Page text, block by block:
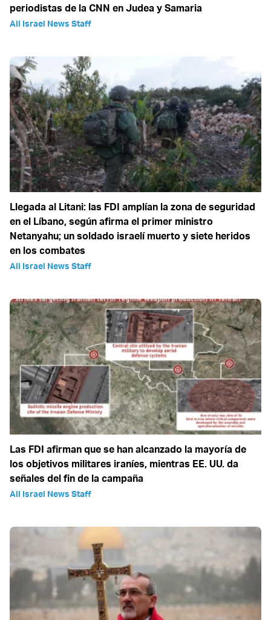
periodistas de la CNN en Judea y Samaria
All Israel News Staff
Llegada al Litani: las FDI amplían la zona de seguridad
en el Líbano, según afirma el primer ministro
Netanyahu; un soldado israelí muerto y siete heridos
en los combates
All Israel News Staff
Las FDI afirman que se han alcanzado la mayoría de
los objetivos militares iraníes, mientras EE. UU. da
señales del fin de la campaña
All Israel News Staff